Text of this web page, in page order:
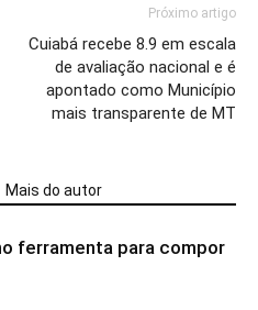
Próximo artigo
Cuiabá recebe 8.9 em escala
de avaliação nacional e é
apontado como Município
mais transparente de MT
Mais do autor
ferramenta para compor